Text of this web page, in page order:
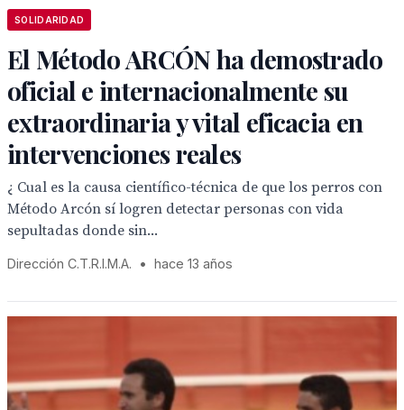
SOLIDARIDAD
El Método ARCÓN ha demostrado
oficial e internacionalmente su
extraordinaria y vital eficacia en
intervenciones reales
¿ Cual es la causa científico-técnica de que los perros con
Método Arcón sí logren detectar personas con vida
sepultadas donde sin...
Dirección C.T.R.I.M.A. • hace 13 años